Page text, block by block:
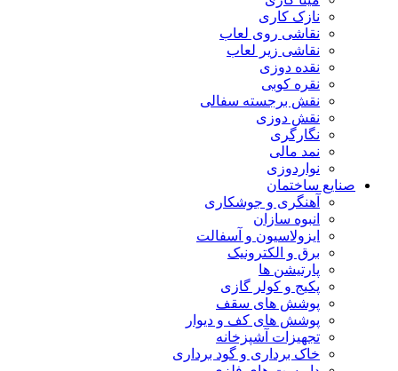
نازک کاری
نقاشی روی لعاب
نقاشی زیر لعاب
نقده دوزی
نقره کوبی
نقش برجسته سفالی
نقش دوزی
نگارگری
نمد مالی
نواردوزی
صنایع ساختمان
آهنگری و جوشکاری
انبوه سازان
ایزولاسیون و آسفالت
برق و الکترونیک
پارتیشن ها
پکیج و کولر گازی
پوشش های سقف
پوشش های کف و دیوار
تجهیزات آشپزخانه
خاک برداری و گود برداری